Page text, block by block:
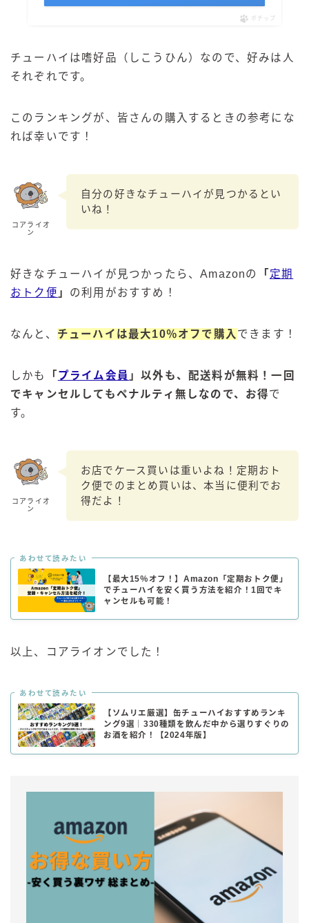
ポチップ
チューハイは嗜好品（しこうひん）なので、好みは人
それぞれです。
このランキングが、皆さんの購入するときの参考にな
れば幸いです！
コアライオ
ン
自分の好きなチューハイが見つかるとい
いね！
好きなチューハイが見つかったら、Amazonの 「 定期
おトク便 」 の利用がおすすめ！
なんと、 チューハイは最大10％オフで購入 できます！
しかも 「 プライム会員 」以外も、配送料が無料！一回
でキャンセルしてもペナルティ無しなので、お得で
す。
コアライオ
ン
お店でケース買いは重いよね！定期おト
ク便でのまとめ買いは、本当に便利でお
得だよ！
あわせて読みたい
【最大15％オフ！】Amazon「定期おトク便」
でチューハイを安く買う方法を紹介！1回でキ
ャンセルも可能！
以上、コアライオンでした！
あわせて読みたい
【ソムリエ厳選】缶チューハイおすすめランキ
ング9選｜330種類を飲んだ中から選りすぐりの
お酒を紹介！【2024年版】
缶チューハイの売れ筋ランキングはこちら